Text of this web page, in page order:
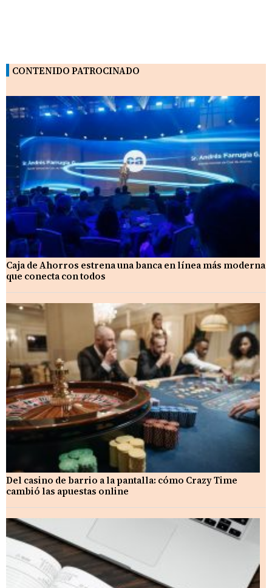
CONTENIDO PATROCINADO
Caja de Ahorros estrena una banca en línea más moderna
que conecta con todos
Del casino de barrio a la pantalla: cómo Crazy Time
cambió las apuestas online